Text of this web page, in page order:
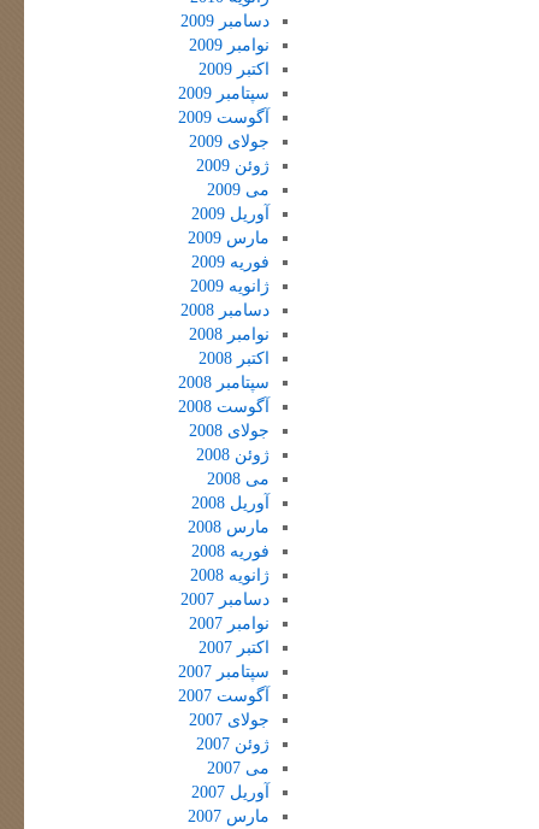
دسامبر 2009
نوامبر 2009
اکتبر 2009
سپتامبر 2009
آگوست 2009
جولای 2009
ژوئن 2009
می 2009
آوریل 2009
مارس 2009
فوریه 2009
ژانویه 2009
دسامبر 2008
نوامبر 2008
اکتبر 2008
سپتامبر 2008
آگوست 2008
جولای 2008
ژوئن 2008
می 2008
آوریل 2008
مارس 2008
فوریه 2008
ژانویه 2008
دسامبر 2007
نوامبر 2007
اکتبر 2007
سپتامبر 2007
آگوست 2007
جولای 2007
ژوئن 2007
می 2007
آوریل 2007
مارس 2007